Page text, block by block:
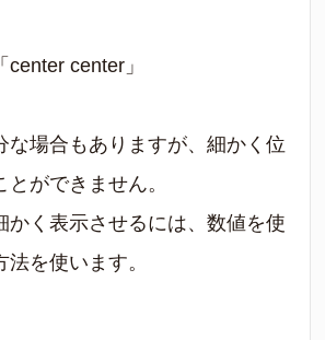
center」
な場合もありますが、細かく位
ができません。
かく表示させるには、数値を使
を使います。